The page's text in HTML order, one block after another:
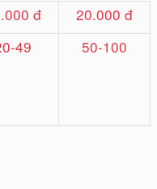
đ 20.000 đ
49 50-100